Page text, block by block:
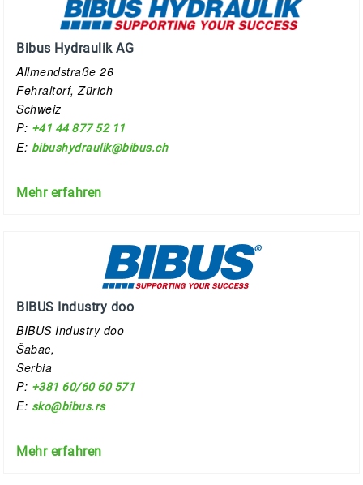
Bibus Hydraulik AG
Allmendstraße 26
Fehraltorf, Zürich
Schweiz
P: +41 44 877 52 11
E: bibushydraulik@bibus.ch
Mehr erfahren
BIBUS Industry doo
BIBUS Industry doo
Šabac,
Serbia
P: +381 60/60 60 571
E: sko@bibus.rs
Mehr erfahren